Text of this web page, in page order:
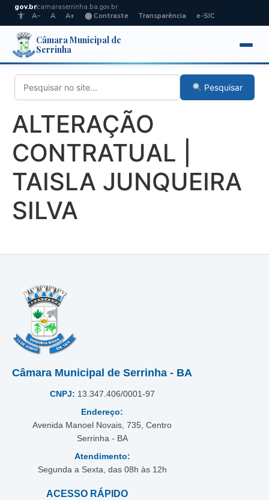
gov.brcamaraserrinha.ba.gov.br
A−
A A+ ⬤ Contraste Transparência e-SIC
Câmara Municipal de
Serrinha
Pesquisar
ALTERAÇÃO
CONTRATUAL |
TAISLA JUNQUEIRA
SILVA
Câmara Municipal de Serrinha - BA
CNPJ: 13.347.406/0001-97
Endereço:
Avenida Manoel Novais, 735, Centro
Serrinha - BA
Atendimento:
Segunda a Sexta, das 08h às 12h
ACESSO RÁPIDO